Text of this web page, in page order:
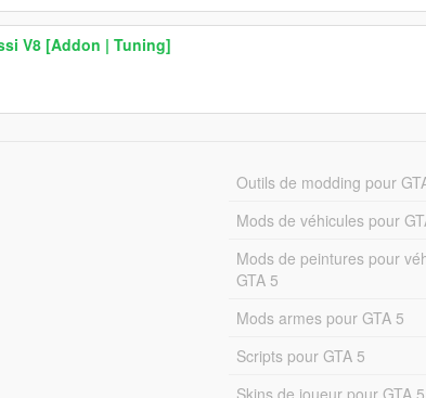
V8 [Addon | Tuning]
Outils de modding pour
Mods de véhicules pour
Mods de peintures pour
GTA 5
Mods armes pour GTA 5
Scripts pour GTA 5
Skins de joueur pour GTA 5